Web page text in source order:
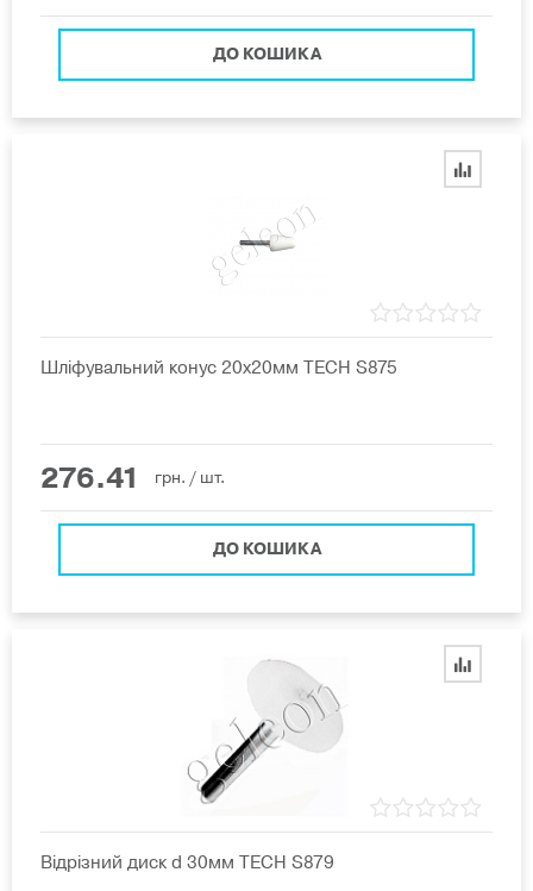
ДО КОШИКА
Шліфувальний конус 20х20мм TECH S875
276.41 грн. / шт.
ДО КОШИКА
Відрізний диск d 30мм TECH S879